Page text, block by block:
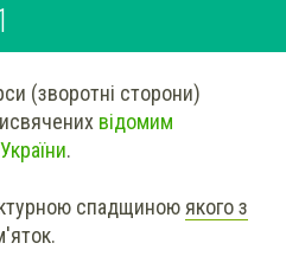
(зворотні сторони)
відомим
.
спадщиноюякого з